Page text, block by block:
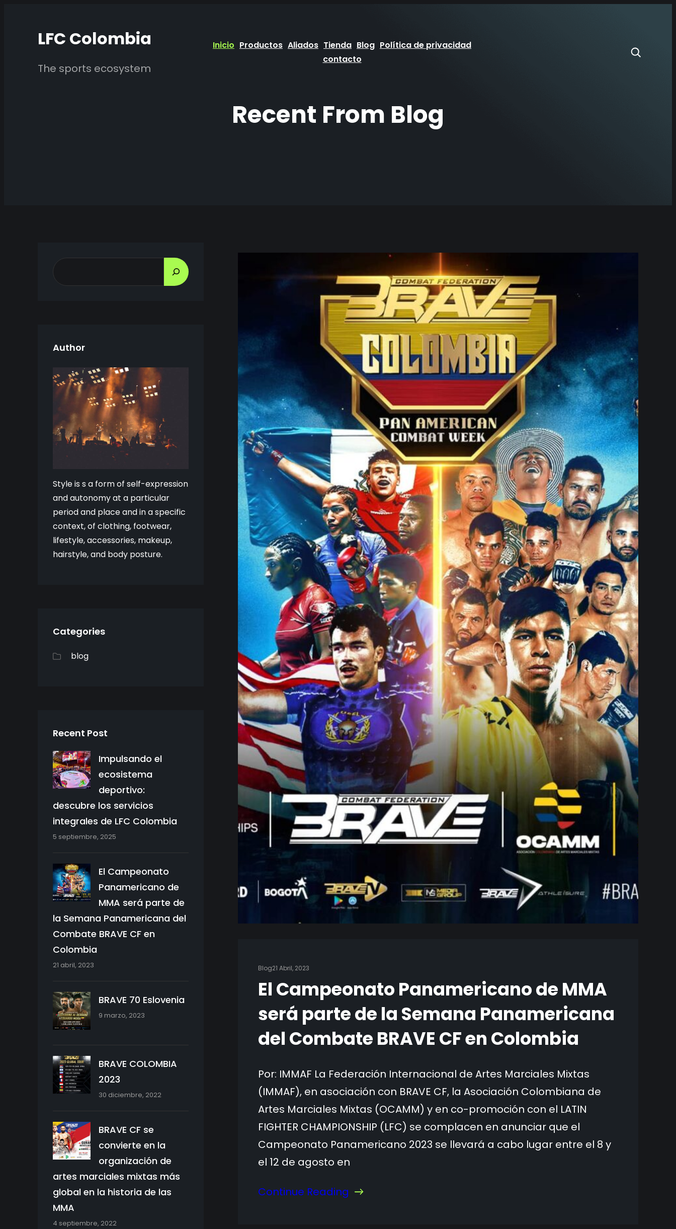
contenidoLFC Colombia
The sports ecosystem
Inicio Productos Aliados Tienda Blog Política de privacidad
contacto
Recent From Blog
B
U
R
Author
Style is s a form of self-expression
and autonomy at a particular
period and place and in a specific
context, of clothing, footwear,
lifestyle, accessories, makeup,
hairstyle, and body posture.
Categories
blog
Recent Post
Impulsando el
ecosistema
deportivo:
descubre los servicios
integrales de LFC Colombia
5 septiembre, 2025
El Campeonato
Panamericano de
MMA será parte de
la Semana Panamericana del
Combate BRAVE CF en
Colombia
21 abril, 2023
BRAVE 70 Eslovenia
9 marzo, 2023
BRAVE COLOMBIA
2023
30 diciembre, 2022
BRAVE CF se
convierte en la
organización de
artes marciales mixtas más
global en la historia de las
MMA
4 septiembre, 2022
Blog21 Abril, 2023
El Campeonato Panamericano de MMA
será parte de la Semana Panamericana
del Combate BRAVE CF en Colombia
Por: IMMAF La Federación Internacional de Artes Marciales Mixtas
(IMMAF), en asociación con BRAVE CF, la Asociación Colombiana de
Artes Marciales Mixtas (OCAMM) y en co-promoción con el LATIN
FIGHTER CHAMPIONSHIP (LFC) se complacen en anunciar que el
Campeonato Panamericano 2023 se llevará a cabo lugar entre el 8 y
el 12 de agosto en
Continue Reading